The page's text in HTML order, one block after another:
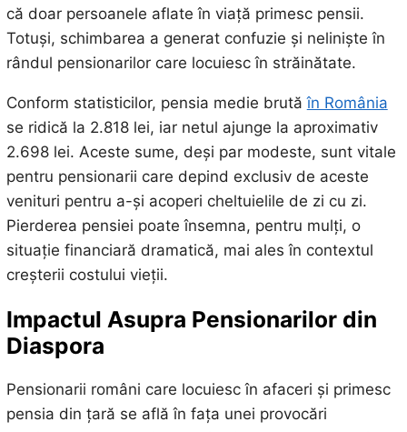
că doar persoanele aflate în viață primesc pensii.
Totuși, schimbarea a generat confuzie și neliniște în
rândul pensionarilor care locuiesc în străinătate.
Conform statisticilor, pensia medie brutăîn România
se ridică la 2.818 lei, iar netul ajunge la aproximativ
2.698 lei. Aceste sume, deși par modeste, sunt vitale
pentru pensionarii care depind exclusiv de aceste
venituri pentru a-și acoperi cheltuielile de zi cu zi.
Pierderea pensiei poate însemna, pentru mulți, o
situație financiară dramatică, mai ales în contextul
creșterii costului vieții.
Impactul Asupra Pensionarilor din
Diaspora
Pensionarii români care locuiesc în afaceri și primesc
pensia din țară se află în fața unei provocări